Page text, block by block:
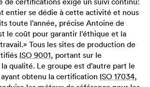
entier se dédie à cette activité et nous
toute l’année, précise Antoine de
le coût pour garantir l’éthique et la
Tous les sites de production de
ISO 9001, portant sur le
qualité. Le groupe est d’autre part le
obtenu la certification ISO 17034,